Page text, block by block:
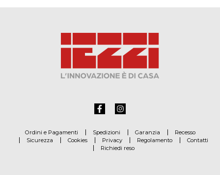
Ordini e Pagamenti Spedizioni Garanzia
Recesso
Sicurezza
Cookies Privacy Regolamento
Contatti
Richiedi reso